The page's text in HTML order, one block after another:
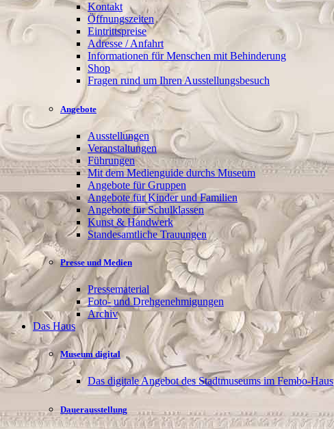
Kontakt
Öffnungszeiten
Eintrittspreise
Adresse / Anfahrt
Informationen für Menschen mit Behinderung
Shop
Fragen rund um Ihren Ausstellungsbesuch
Angebote
Ausstellungen
Veranstaltungen
Führungen
Mit dem Medienguide durchs Museum
Angebote für Gruppen
Angebote für Kinder und Familien
Angebote für Schulklassen
Kunst & Handwerk
Standesamtliche Trauungen
Presse und Medien
Pressematerial
Foto- und Drehgenehmigungen
Archiv
Das Haus
Museum digital
Das digitale Angebot des Stadtmuseums im Fembo-Haus
Dauerausstellung